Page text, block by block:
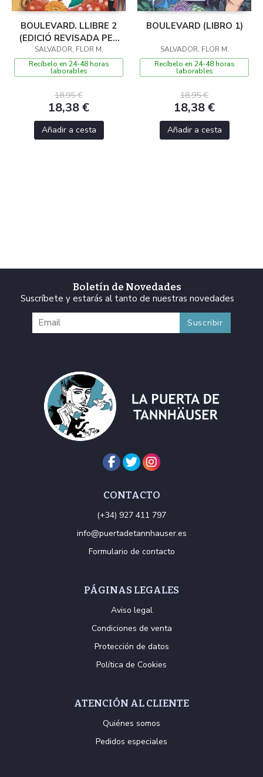
BOULEVARD. LLIBRE 2
(EDICIÓ REVISADA PER
L'AUTORA)
SALVADOR, FLOR M.
Recíbelo en 24-48 horas
laborables
18,95 €
18,38 €
Añadir a cesta
BOULEVARD (LIBRO 1)
SALVADOR, FLOR M.
Recíbelo en 24-48 horas
laborables
18,95 €
18,38 €
Añadir a cesta
Boletín de Novedades
Suscríbete y estarás al tanto de nuestras novedades
CONTACTO
(+34) 927 411 797
info@puertadetannhauser.es
Formulario de contacto
PÁGINAS LEGALES
Aviso legal
Condiciones de venta
Protección de datos
Política de Cookies
ATENCIÓN AL CLIENTE
Quiénes somos
Pedidos especiales